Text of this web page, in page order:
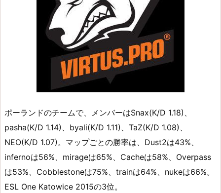
ポーランドのチームで、メンバーはSnax(K/D 1.18)、
pasha(K/D 1.14)、byali(K/D 1.11)、TaZ(K/D 1.08)、
NEO(K/D 1.07)。マップごとの勝率は、Dust2は43%、
infernoは56%、mirageは65%、Cacheは58%、Overpass
は53%、Cobblestoneは75%、trainは64%、nukeは66%。
ESL One Katowice 2015の3位。